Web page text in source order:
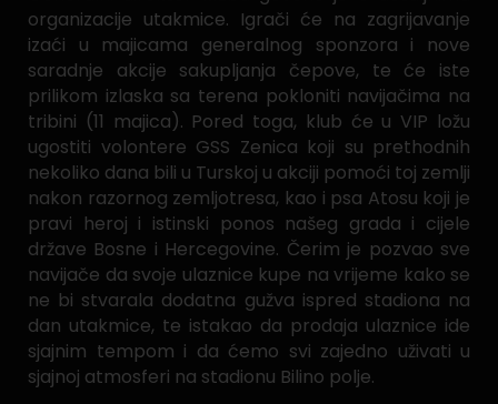
organizacije utakmice. Igrači će na zagrijavanje
izaći u majicama generalnog sponzora i nove
saradnje akcije sakupljanja čepove, te će iste
prilikom izlaska sa terena pokloniti navijačima na
tribini (11 majica). Pored toga, klub će u VIP ložu
ugostiti volontere GSS Zenica koji su prethodnih
nekoliko dana bili u Turskoj u akciji pomoći toj zemlji
nakon razornog zemljotresa, kao i psa Atosu koji je
pravi heroj i istinski ponos našeg grada i cijele
države Bosne i Hercegovine. Čerim je pozvao sve
navijače da svoje ulaznice kupe na vrijeme kako se
ne bi stvarala dodatna gužva ispred stadiona na
dan utakmice, te istakao da prodaja ulaznice ide
sjajnim tempom i da ćemo svi zajedno uživati u
sjajnoj atmosferi na stadionu Bilino polje.